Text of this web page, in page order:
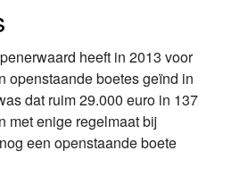
heeft in 2013 voor
openstaande boetes geïnd in
dat ruim 29.000 euro in 137
met enige regelmaat bij
een openstaande boete